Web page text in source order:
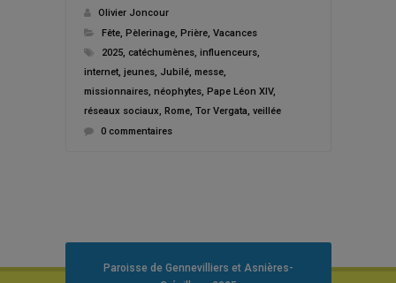
Olivier Joncour
Fête, Pèlerinage, Prière, Vacances
2025, catéchumènes, influenceurs,
internet, jeunes, Jubilé, messe,
missionnaires, néophytes, Pape Léon XIV,
réseaux sociaux, Rome, Tor Vergata, veillée
0 commentaires
Paroisse de Gennevilliers et Asnières-